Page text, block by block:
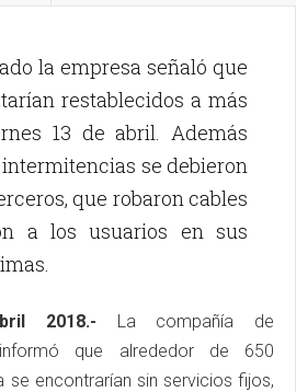
la empresa señaló que
restablecidos a más
13 de abril. Además
se debieron
que robaron cables
a los usuarios en sus
2018.- La compañía de
informó que alrededor de 650
se encontrarían sin servicios fijos,